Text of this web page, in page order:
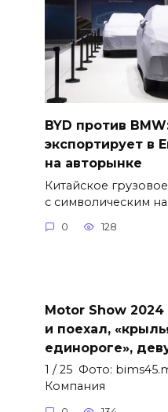
BYD против
экспортирует в
на авторынке
Китайское
с символическим
0 128
Motor Show
и поехал,
единороге»,
1 / 25 Фото:
Компания